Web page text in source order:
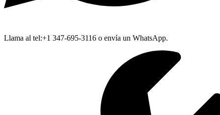
Llama al tel:+1 347-695-3116 o envía un WhatsApp.